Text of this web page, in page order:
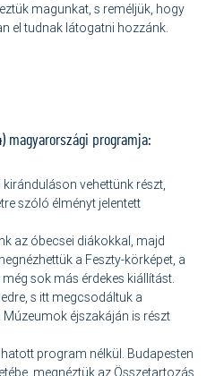
magunkat, s reméljük, hogy
el tudnak látogatni hozzánk.
magyarországi programja:
vehettünk részt,
szóló élményt jelentett
az óbecsei diákokkal, majd
a Feszty-körképet, a
sok más érdekes kiállítást.
s itt megcsodáltuk a
Múzeumok éjszakáján is részt
program nélkül. Budapesten
megnéztük az Összetartozás